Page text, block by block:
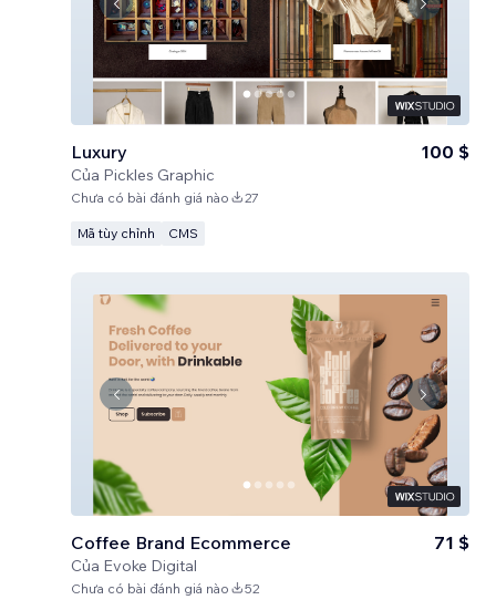
Luxury
Của Pickles Graphic
100 $
Chưa có bài đánh giá nào 27
Mã tùy chỉnh CMS
Coffee Brand Ecommerce
Của Evoke Digital
71 $
Chưa có bài đánh giá nào 52